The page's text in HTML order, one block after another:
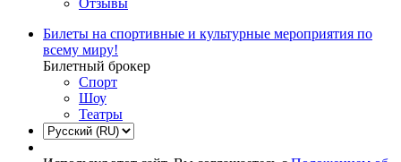
Отзывы
Билеты на спортивные и культурные мероприятия по
всему миру!
Билетный брокер
Спорт
Шоу
Театры